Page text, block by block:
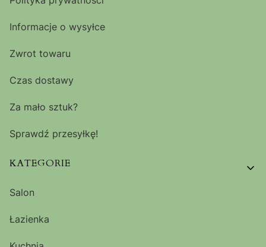
Informacje o wysyłce
Zwrot towaru
Czas dostawy
Za mało sztuk?
Sprawdź przesyłkę!
KATEGORIE
Salon
Łazienka